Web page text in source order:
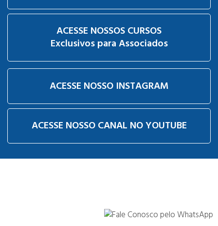
ACESSE NOSSOS CURSOS
Exclusivos para Associados
ACESSE NOSSO INSTAGRAM
ACESSE NOSSO CANAL NO YOUTUBE